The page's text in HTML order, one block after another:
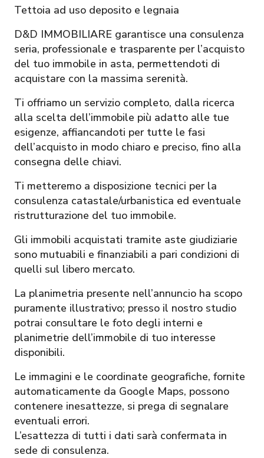
Tettoia ad uso deposito e legnaia
D&D IMMOBILIARE garantisce una consulenza
seria, professionale e trasparente per l’acquisto
del tuo immobile in asta, permettendoti di
acquistare con la massima serenità.
Ti offriamo un servizio completo, dalla ricerca
alla scelta dell’immobile più adatto alle tue
esigenze, affiancandoti per tutte le fasi
dell’acquisto in modo chiaro e preciso, fino alla
consegna delle chiavi.
Ti metteremo a disposizione tecnici per la
consulenza catastale/urbanistica ed eventuale
ristrutturazione del tuo immobile.
Gli immobili acquistati tramite aste giudiziarie
sono mutuabili e finanziabili a pari condizioni di
quelli sul libero mercato.
La planimetria presente nell’annuncio ha scopo
puramente illustrativo; presso il nostro studio
potrai consultare le foto degli interni e
planimetrie dell’immobile di tuo interesse
disponibili.
Le immagini e le coordinate geografiche, fornite
automaticamente da Google Maps, possono
contenere inesattezze, si prega di segnalare
eventuali errori.
L’esattezza di tutti i dati sarà confermata in
sede di consulenza.